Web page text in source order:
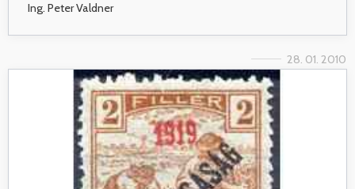
Ing. Peter Valdner
28. 01. 2010